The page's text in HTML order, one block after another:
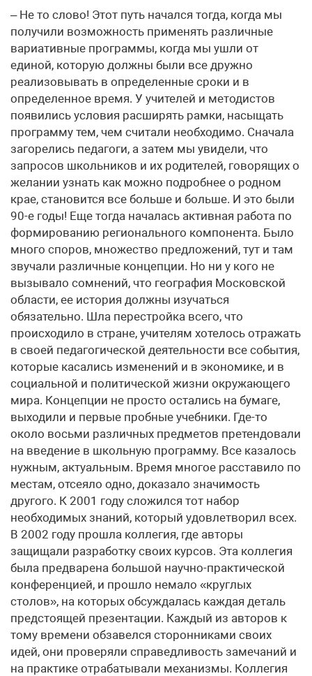
– Не то слово! Этот путь начался тогда, когда мы
получили возможность применять различные
вариативные программы, когда мы ушли от
единой, которую должны были все дружно
реализовывать в определенные сроки и в
определенное время. У учителей и методистов
появились условия расширять рамки, насыщать
программу тем, чем считали необходимо. Сначала
загорелись педагоги, а затем мы увидели, что
запросов школьников и их родителей, говорящих о
желании узнать как можно подробнее о родном
крае, становится все больше и больше. И это были
90-е годы! Еще тогда началась активная работа по
формированию регионального компонента. Было
много споров, множество предложений, тут и там
звучали различные концепции. Но ни у кого не
вызывало сомнений, что география Московской
области, ее история должны изучаться
обязательно. Шла перестройка всего, что
происходило в стране, учителям хотелось отражать
в своей педагогической деятельности все события,
которые касались изменений и в экономике, и в
социальной и политической жизни окружающего
мира. Концепции не просто остались на бумаге,
выходили и первые пробные учебники. Где-то
около восьми различных предметов претендовали
на введение в школьную программу. Все казалось
нужным, актуальным. Время многое расставило по
местам, отсеяло одно, доказало значимость
другого. К 2001 году сложился тот набор
необходимых знаний, который удовлетворил всех.
В 2002 году прошла коллегия, где авторы
защищали разработку своих курсов. Эта коллегия
была предварена большой научно-практической
конференцией, и прошло немало «круглых
столов», на которых обсуждалась каждая деталь
предстоящей презентации. Каждый из авторов к
тому времени обзавелся сторонниками своих
идей, они проверяли справедливость замечаний и
на практике отрабатывали механизмы. Коллегия